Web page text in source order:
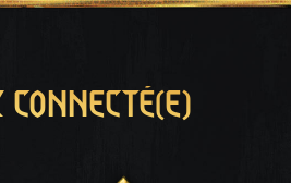
CONNECTÉ(E)